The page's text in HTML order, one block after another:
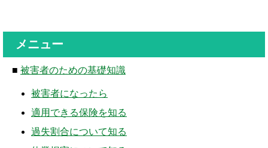
メニュー
■ 被害者のための基礎知識
被害者になったら
適用できる保険を知る
過失割合について知る